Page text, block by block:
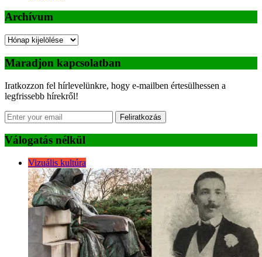
Archívum
Archívum
Maradjon kapcsolatban
Iratkozzon fel hírlevelünkre, hogy e-mailben értesülhessen a
legfrissebb hírekről!
Feliratkozás
Válogatás nélkül
Vizuális kultúra